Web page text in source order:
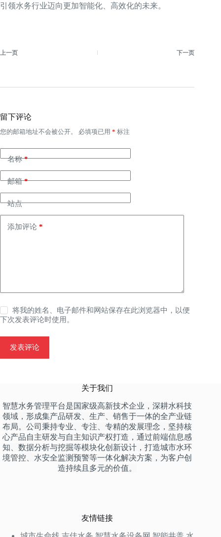
引领水务行业迈向更加智能化、高效化的未来。
上一页 下一页
留下评论
您的邮箱地址不会被公开。 必填项已用 * 标注
名称*
邮箱*
站点
添加评论 *
将我的姓名、电子邮件和网站保存在此浏览器中，以便
下次发表评论时使用。
发表评论
关于我们
智慧水务管理平台是国家级高新技术企业，深耕水科技
领域，形成集产品研发、生产、销售于一体的全产业链
布局。公司秉持专业、专注、专精的发展理念，坚持核
心产品自主研发与自主知识产权打造，通过前端信息感
知、数据分析与挖掘等模块化创新设计，打造城市水环
境管控、水安全监测预警等一体化解决方案，为客户创
造持续且多元的价值。
友情链接